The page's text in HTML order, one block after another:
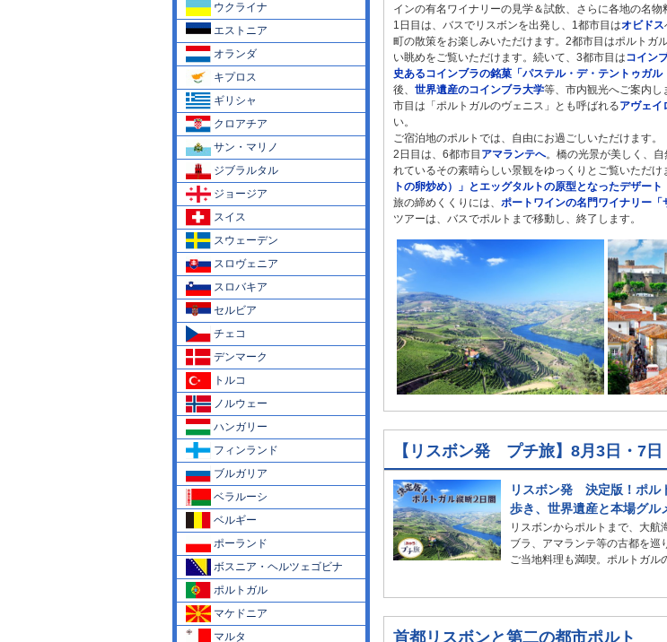
ウクライナ
エストニア
オランダ
キプロス
ギリシャ
クロアチア
サン・マリノ
ジブラルタル
ジョージア
スイス
スウェーデン
スロヴェニア
スロバキア
セルビア
チェコ
デンマーク
トルコ
ノルウェー
ハンガリー
フィンランド
ブルガリア
ベラルーシ
ベルギー
ポーランド
ボスニア・ヘルツェゴビナ
ポルトガル
マケドニア
マルタ
インの有名ワイナリーの見学＆試飲、さらに各地の名物
1日目は、バスでリスボンを出発し、1都市目はオビドス
町の散策をお楽しみいただけます。2都市目はポルトガ
い眺めをご覧いただけます。続いて、3都市目はコイン
史あるコインブラの銘菓「パステル・デ・テントゥガ
後、 世界遺産のコインブラ大学等、市内観光へご案内
市目は「ポルトガルのヴェニス」とも呼ばれるアヴェイ
い。
ご宿泊地のポルトでは、自由にお過ごしいただけます。
2日目は、6都市目 アマランテへ。橋の光景が美しく、自
れているその素晴らしい景観をゆっくりとご覧いただけ
トの卵炒め）」とエッグタルトの原型となったデザー
旅の締めくくりには、 ポートワインの名門ワイナリー「
ツアーは、バスでポルトまで移動し、終了します。
【リスボン発 プチ旅】8月3日・7
リスボン発 決定版！ポル
歩き、世界遺産と本場グル
リスボンからポルトまで、大航
ブラ、アマランテ等の古都を巡
ご当地料理も満喫。ポルトガル
首都リスボンと第二の都市ポルト